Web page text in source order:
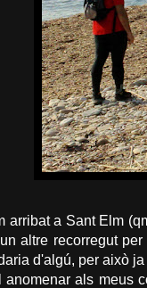
arribat a Sant Elm
altre recorregut
d'algú, per això
anomenar als meus